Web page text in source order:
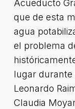
Acueducto
que de esta
agua
el problema
lugar durante
Leonardo
Claudia